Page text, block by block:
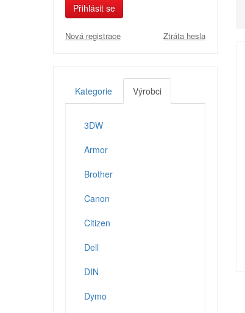
Přihlásit se
Nová registrace Ztráta hesla
Kategorie Výrobci
3DW
Armor
Brother
Canon
Citizen
Dell
DIN
Dymo